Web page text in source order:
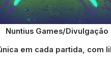
Nuntius Games/Divulgação
em cada partida, com